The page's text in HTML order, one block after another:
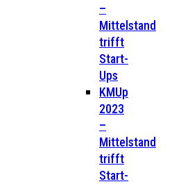
–
Mittelstand
trifft
Start-
Ups
KMUp
2023
–
Mittelstand
trifft
Start-